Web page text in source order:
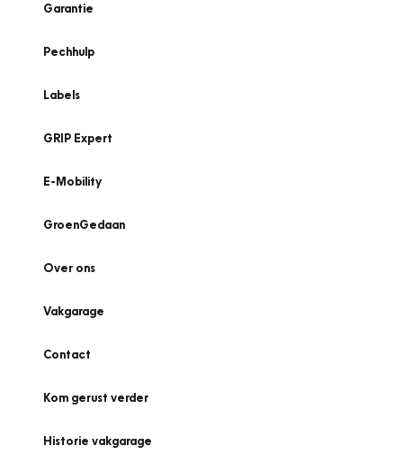
Garantie
Pechhulp
Labels
GRIP Expert
E-Mobility
GroenGedaan
Over ons
Vakgarage
Contact
Kom gerust verder
Historie vakgarage